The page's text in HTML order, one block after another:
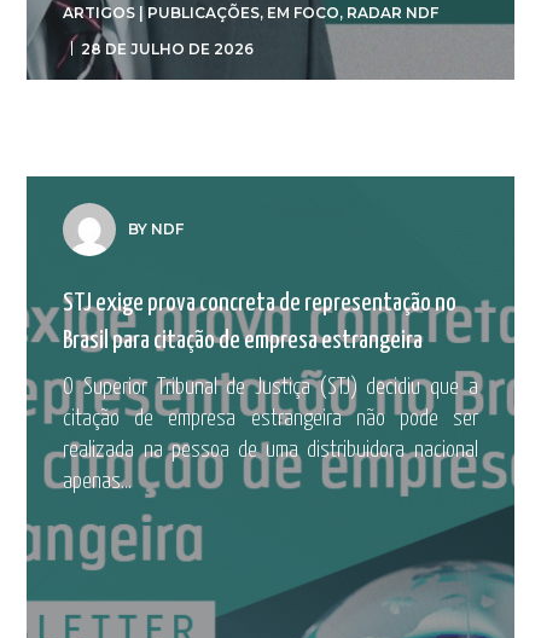
ARTIGOS | PUBLICAÇÕES, EM FOCO, RADAR NDF
28 DE JULHO DE 2026
BY NDF
STJ exige prova concreta de representação no
Brasil para citação de empresa estrangeira
O Superior Tribunal de Justiça (STJ) decidiu que a
citação de empresa estrangeira não pode ser
realizada na pessoa de uma distribuidora nacional
apenas...